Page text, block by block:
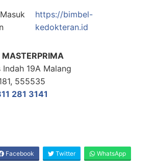
https://bimbel-
kedokteran.id
19A Malang
555535
281 3141
Facebook Twitter WhatsApp